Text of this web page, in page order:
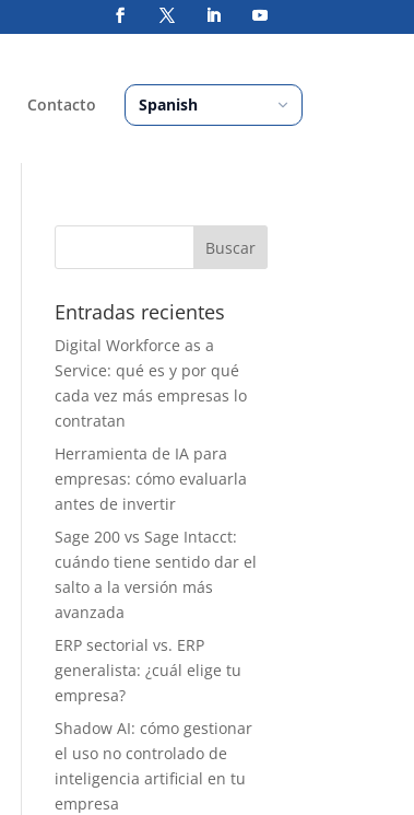
Contacto
Entradas recientes
Digital Workforce as a
Service: qué es y por qué
cada vez más empresas lo
contratan
Herramienta de IA para
empresas: cómo evaluarla
antes de invertir
Sage 200 vs Sage Intacct:
cuándo tiene sentido dar el
salto a la versión más
avanzada
ERP sectorial vs. ERP
generalista: ¿cuál elige tu
empresa?
Shadow AI: cómo gestionar
el uso no controlado de
inteligencia artificial en tu
empresa